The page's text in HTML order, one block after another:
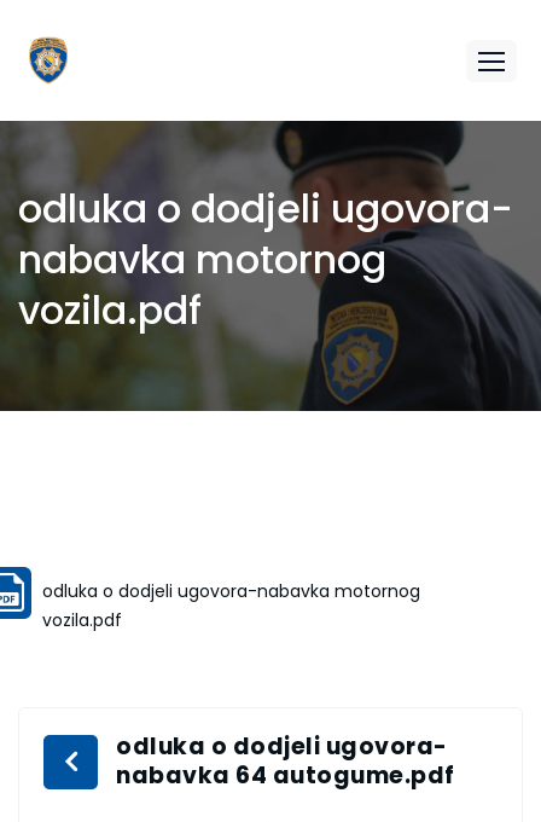
odluka o dodjeli ugovora-
nabavka motornog
vozila.pdf
odluka o dodjeli ugovora-nabavka motornog
vozila.pdf
odluka o dodjeli ugovora-
nabavka 64 autogume.pdf